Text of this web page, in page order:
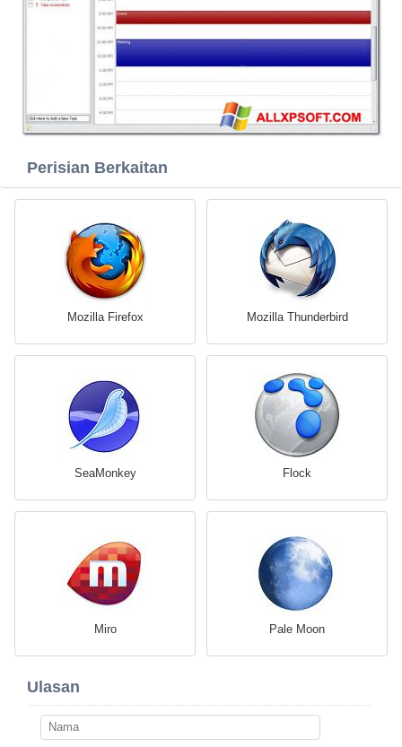
Perisian Berkaitan
Mozilla Firefox Mozilla Thunderbird
SeaMonkey Flock
Miro Pale Moon
Ulasan